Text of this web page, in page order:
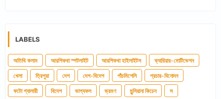
LABELS
অতিথি কলাম আরশিকথা স্পটলাইট আরশিকথা হাইলাইটস ক্যারিয়ার-মোটিভেশন
খেলা ত্রিপুরা দেশ দেশ-বিদেশ পাঁচমিশেলি প্রচার-বিনোদন
ফটো গ্যালারী বিদেশ ভাগ্যফল ভ্রমণ মুন্সিয়ানা কিচেন স